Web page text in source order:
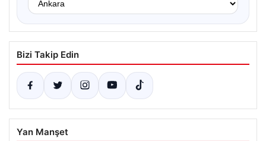
Bizi Takip Edin
Yan Manşet